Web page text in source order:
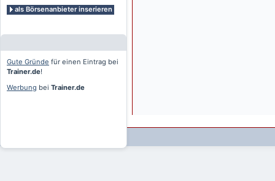
als Börsenanbieter inserieren
Gute Gründe für einen Eintrag bei
Trainer.de!
Werbung bei Trainer.de